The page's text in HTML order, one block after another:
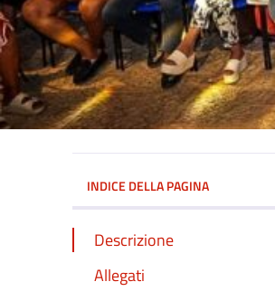
INDICE DELLA PAGINA
Descrizione
Allegati